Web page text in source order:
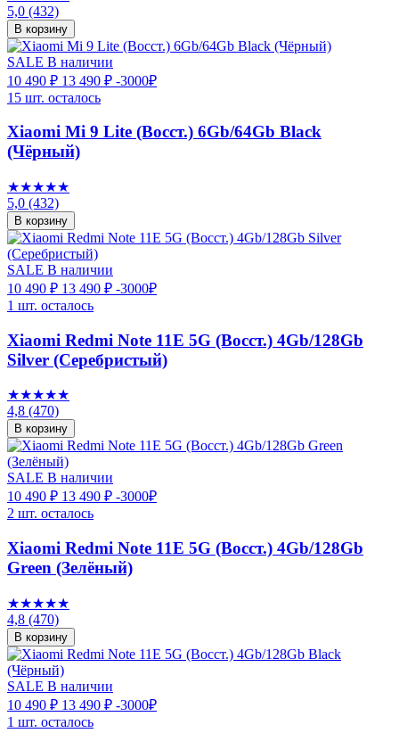
5,0 (432)
В корзину
SALE В наличии
10 490 ₽ 13 490 ₽ -3000₽
15 шт. осталось
Xiaomi Mi 9 Lite (Восст.) 6Gb/64Gb Black
(Чёрный)
★★★★★
5,0 (432)
В корзину
SALE В наличии
10 490 ₽ 13 490 ₽ -3000₽
1 шт. осталось
Xiaomi Redmi Note 11E 5G (Восст.) 4Gb/128Gb
Silver (Серебристый)
★★★★★
4,8 (470)
В корзину
SALE В наличии
10 490 ₽ 13 490 ₽ -3000₽
2 шт. осталось
Xiaomi Redmi Note 11E 5G (Восст.) 4Gb/128Gb
Green (Зелёный)
★★★★★
4,8 (470)
В корзину
SALE В наличии
10 490 ₽ 13 490 ₽ -3000₽
1 шт. осталось